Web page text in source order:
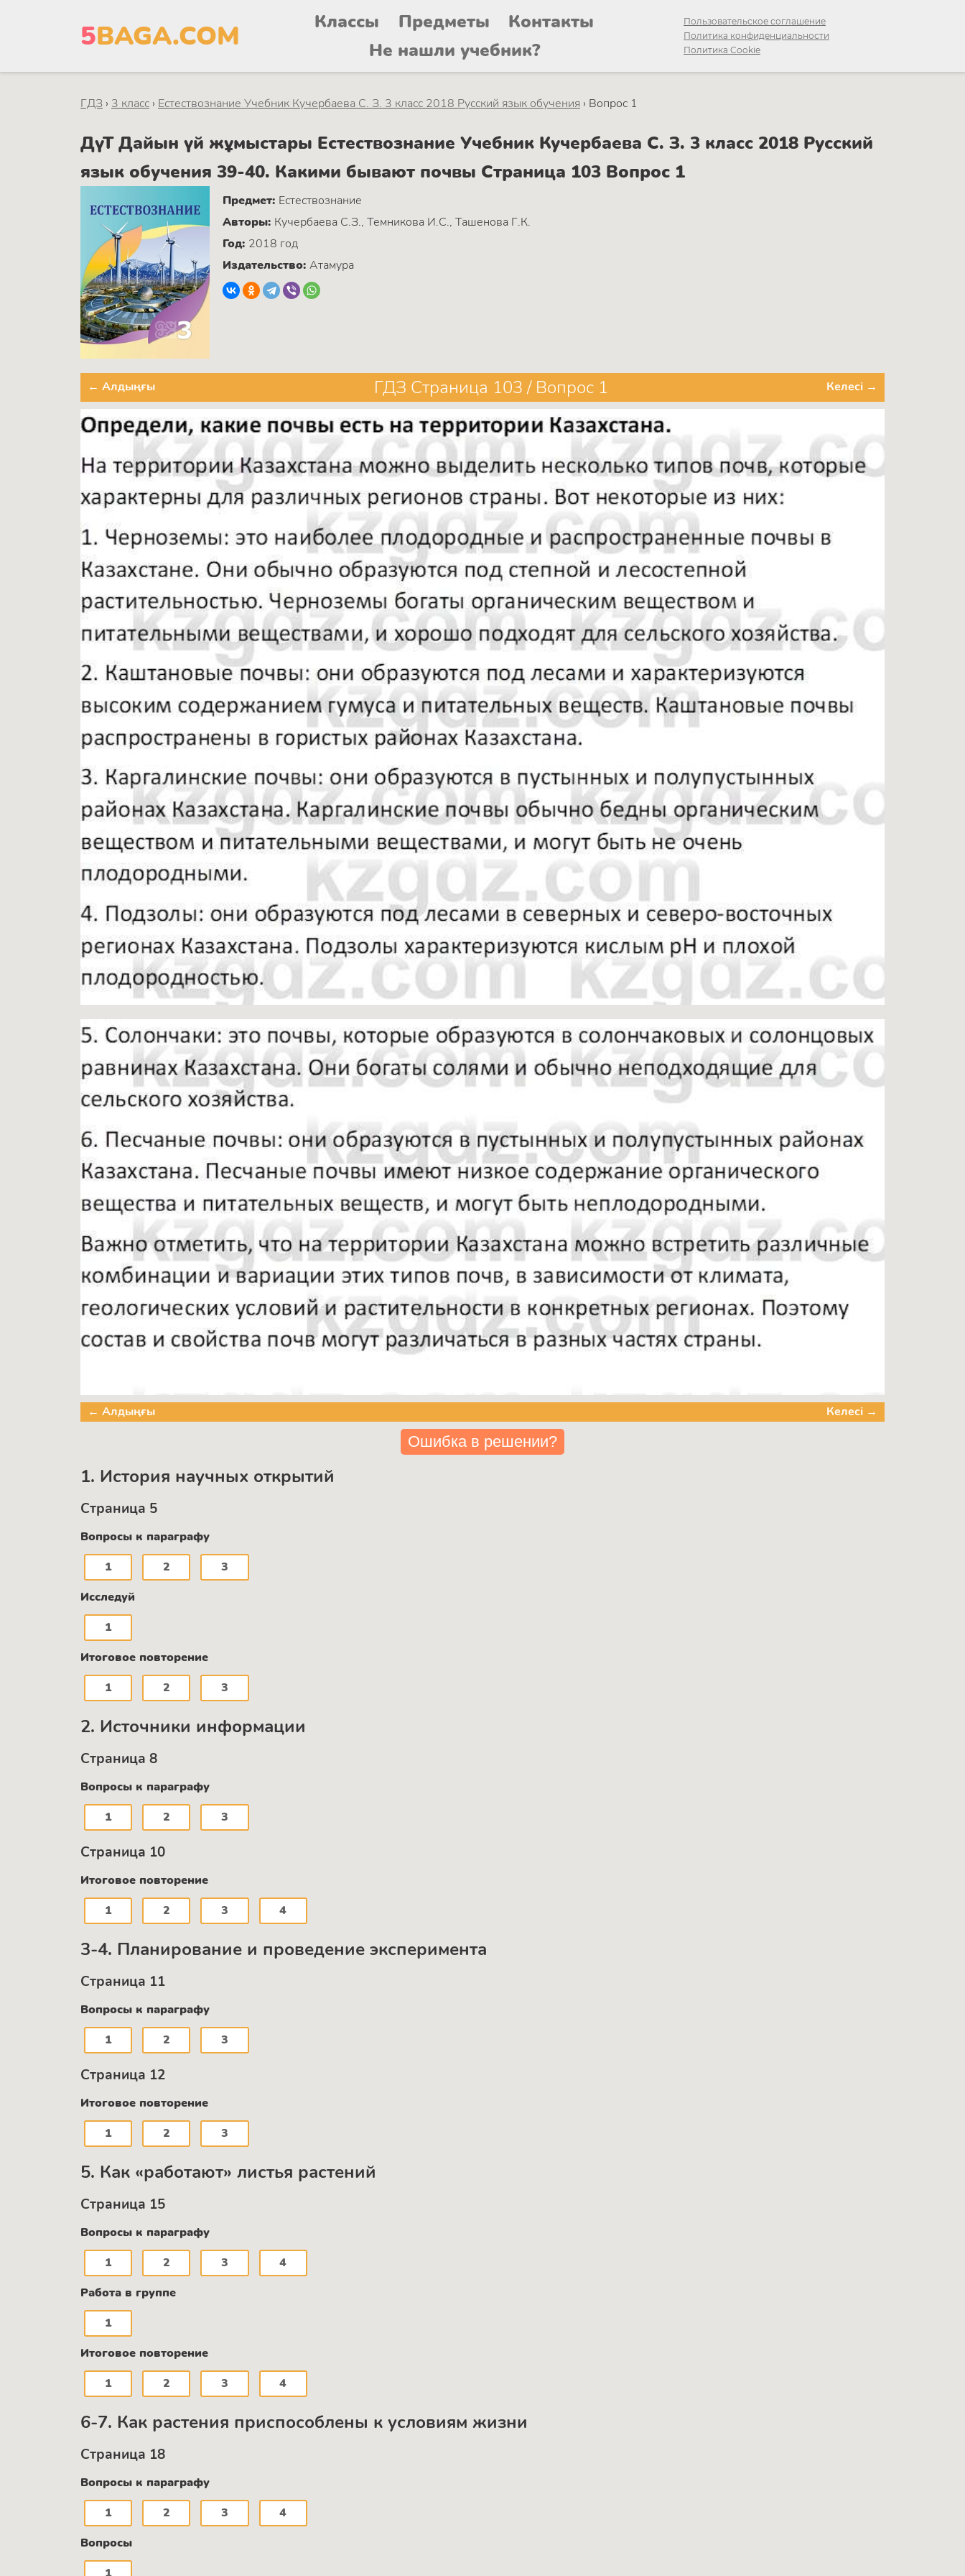
5BAGA.COM Классы Предметы
Контакты
Не нашли учебник?
Пользовательское соглашение
Политика конфиденциальности
Политика Cookie
ГДЗ › 3 класс › Естествознание Учебник Кучербаева C. З. 3 класс 2018 Русский язык обучения › Вопрос 1
ДүТ Дайын үй жұмыстары Естествознание Учебник Кучербаева C. З. 3 класс 2018 Русский
язык обучения 39-40. Какими бывают почвы Страница 103 Вопрос 1
Предмет: Естествознание
Авторы: Кучербаева C.З., Темникова И.С., Ташенова Г.К.
Год: 2018 год
Издательство: Атамура
← Алдыңғы ГДЗ Страница 103 / Вопрос 1 Келесі →
← Алдыңғы Келесі →
Ошибка в решении?
1. История научных открытий
Страница 5
Вопросы к параграфу
1
2
3
Исследуй
1
Итоговое повторение
1
2 3
2. Источники информации
Страница 8
Вопросы к параграфу
1
2 3
Страница 10
Итоговое повторение
1
2 3 4
3-4. Планирование и проведение эксперимента
Страница 11
Вопросы к параграфу
1
2 3
Страница 12
Итоговое повторение
1
2 3
5. Как «работают» листья растений
Страница 15
Вопросы к параграфу
1
2 3
4
Работа в группе
1
Итоговое повторение
1
2 3 4
6-7. Как растения приспособлены к условиям жизни
Страница 18
Вопросы к параграфу
1
2 3
4
Вопросы